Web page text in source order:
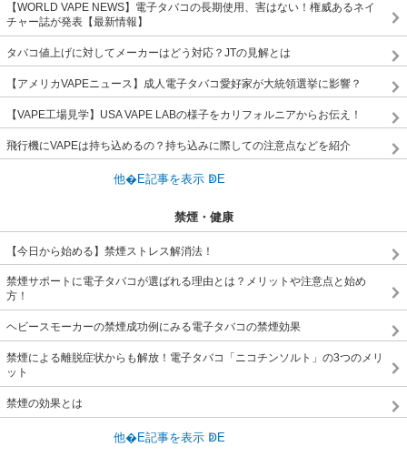
【WORLD VAPE NEWS】電子タバコの長期使用、害はない！権威あるネイ
チャー誌が発表【最新情報】
タバコ値上げに対してメーカーはどう対応？JTの見解とは
【アメリカVAPEニュース】成人電子タバコ愛好家が大統領選挙に影響？
【VAPE工場見学】USA VAPE LABの様子をカリフォルニアからお伝え！
飛行機にVAPEは持ち込めるの？持ち込みに際しての注意点などを紹介
禁煙・健康
【今日から始める】禁煙ストレス解消法！
禁煙サポートに電子タバコが選ばれる理由とは？メリットや注意点と始め
方！
ヘビースモーカーの禁煙成功例にみる電子タバコの禁煙効果
禁煙による離脱症状からも解放！電子タバコ「ニコチンソルト」の3つのメリ
ット
禁煙の効果とは